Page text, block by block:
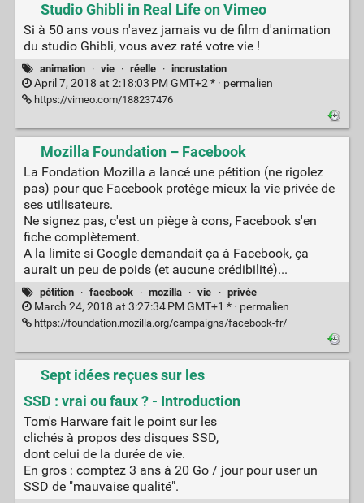
Studio Ghibli in Real Life on Vimeo
Si à 50 ans vous n'avez jamais vu de film d'animation
du studio Ghibli, vous avez raté votre vie !
animation · vie · réelle · incrustation
April 7, 2018 at 2:18:03 PM GMT+2 * · permalien
https://vimeo.com/188237476
Mozilla Foundation – Facebook
La Fondation Mozilla a lancé une pétition (ne rigolez
pas) pour que Facebook protège mieux la vie privée de
ses utilisateurs.
Ne signez pas, c'est un piège à cons, Facebook s'en
fiche complètement.
A la limite si Google demandait ça à Facebook, ça
aurait un peu de poids (et aucune crédibilité)...
pétition · facebook · mozilla · vie · privée
March 24, 2018 at 3:27:34 PM GMT+1 * · permalien
https://foundation.mozilla.org/campaigns/facebook-fr/
Sept idées reçues sur les
SSD : vrai ou faux ? - Introduction
Tom's Harware fait le point sur les
clichés à propos des disques SSD,
dont celui de la durée de vie.
En gros : comptez 3 ans à 20 Go / jour pour user un
SSD de "mauvaise qualité".